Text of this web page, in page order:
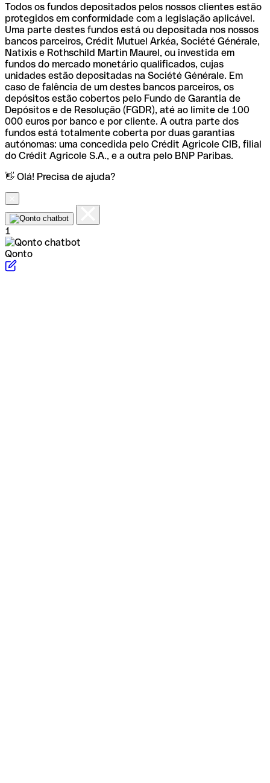
Todos os fundos depositados pelos nossos clientes estão
protegidos em conformidade com a legislação aplicável.
Uma parte destes fundos está ou depositada nos nossos
bancos parceiros, Crédit Mutuel Arkéa, Société Générale,
Natixis e Rothschild Martin Maurel, ou investida em
fundos do mercado monetário qualificados, cujas
unidades estão depositadas na Société Générale. Em
caso de falência de um destes bancos parceiros, os
depósitos estão cobertos pelo Fundo de Garantia de
Depósitos e de Resolução (FGDR), até ao limite de 100
000 euros por banco e por cliente. A outra parte dos
fundos está totalmente coberta por duas garantias
autónomas: uma concedida pelo Crédit Agricole CIB, filial
do Crédit Agricole S.A., e a outra pelo BNP Paribas.
👋 Olá! Precisa de ajuda?
1
Qonto